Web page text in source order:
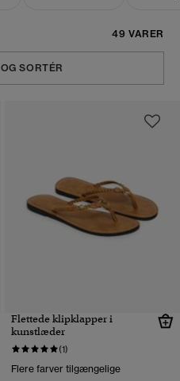
49 VARER
SORTÉR
Flettede klipklapper i
kunstlæder
(1)
Flere farver tilgængelige